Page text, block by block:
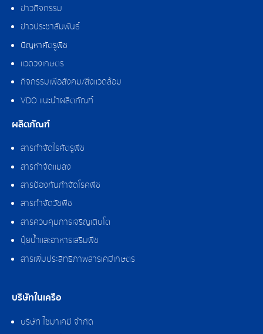
ข่าวกิจกรรม
ข่าวประชาสัมพันธ์
ปัญหาศัตรูพืช
แวดวงเกษตร
กิจกรรมเพื่อสังคม/สิ่งแวดล้อม
VDO แนะนำผลิตภัณฑ์
ผลิตภัณฑ์
สารกำจัดไรศัตรูพืช
สารกำจัดแมลง
สารป้องกันกำจัดโรคพืช
สารกำจัดวัชพืช
สารควบคุมการเจริญเติบโต
ปุ๋ยน้ำและอาหารเสริมพืช
สารเพิ่มประสิทธิภาพสารเคมีเกษตร
บริษัทในเครือ
บริษัท ไซมาเคมี จำกัด